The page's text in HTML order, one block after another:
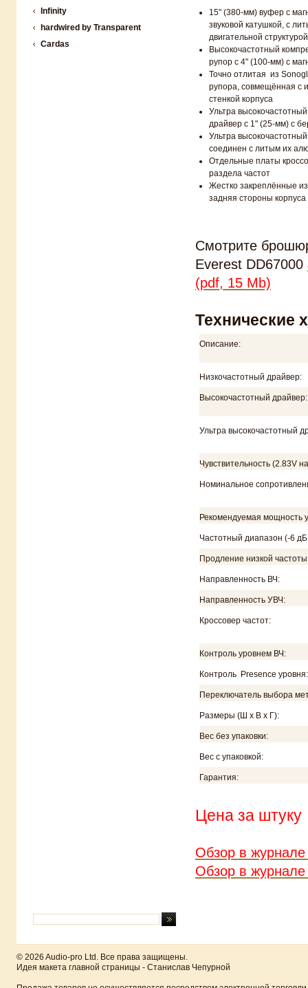
Infinity
hardwired by Transparent
Cardas
​15" (​380-мм​)​ вуфер с
звуковой катушкой, ​c
двигательной структурой​
Высокочастотный
рупор с ​4"​ (100-мм​) с​
​Точно отлитая ​ из
рупора​,​ совмещённая с
стенкой корпуса
​Ультра
драйвер с ​1" (​25-мм​) c​
​Ультра
соединен с литым их
Отдельные платы
раздела частот
​Жестко закреплённые
задняя стороны
Смотрите
Everest DD67000
(pdf, 15 Mb)
Технические
Описание:
Низкочастотный драйвер:
Высокочастотный драйвер:
Ультра высокочастотный
Чувствительность (2.83V
Номинальное
Р​екомендуем​ая​ мощност​ь
Частотный диапазон (-6
Продление низкой
Направленность ВЧ​:
Направленность УВЧ:
Кроссовер ​частот:
Контроль​ ​уровнем ВЧ​:
Контроль ​ ​Presence ​уровня:
Переключатель выбора​
Размеры (Ш х В х Г):
Вес​ без упаковки​:
Вес ​с ​упаковк​ой:
Гарантия:
Цена за штуку
Обзор в
Обзор в
© 2026 Audio-pro Ltd. Все права защищены.
Идея макета главной страницы - Станислав Чепурной